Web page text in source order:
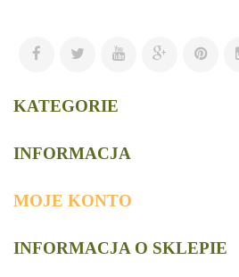
KATEGORIE
INFORMACJA
MOJE KONTO
INFORMACJA O SKLEPIE